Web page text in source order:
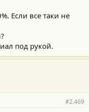
Если все таки не
под рукой.
#2.469